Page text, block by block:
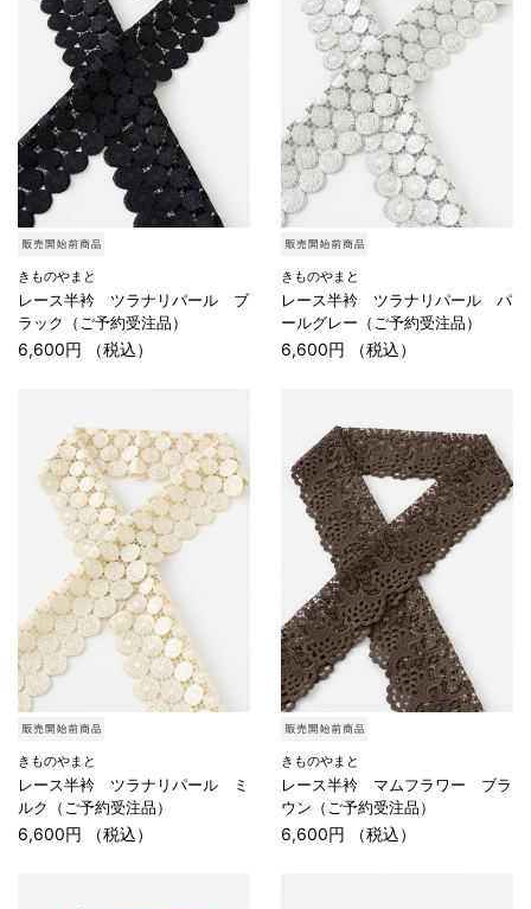
きものやまと
レース半衿 ツラナリパール ブ
ラック（ご予約受注品）
6,600円 （税込）
きものやまと
レース半衿 ツラナリパール パ
ールグレー（ご予約受注品）
6,600円 （税込）
きものやまと
レース半衿 ツラナリパール ミ
ルク（ご予約受注品）
6,600円 （税込）
きものやまと
レース半衿 マムフラワー ブラ
ウン（ご予約受注品）
6,600円 （税込）